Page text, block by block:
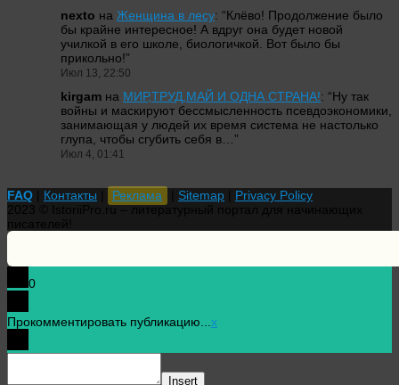
nexto на Женщина в лесу: “Клёво! Продолжение было
бы крайне интересное! А вдруг она будет новой
училкой в его школе, биологичкой. Вот было бы
прикольно!”
Июл 13, 22:50
kirgam на МИР,ТРУД,МАЙ И ОДНА СТРАНА!: “Ну так
войны и маскируют бессмысленность псевдоэкономики,
занимающая у людей их время система не настолько
глупа, чтобы сгубить себя в… ”
Июл 4, 01:41
FAQ Контакты Реклама Sitemap
Privacy Policy
2023 © IstoriiPro.ru – литературный портал для начинающих
0
Прокомментировать публикацию... x
Insert